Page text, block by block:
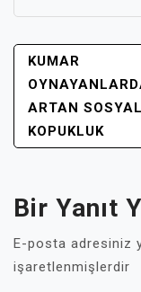
YAZI
GEZINMESI
KUMAR
ARTAN SOSYAL
KOPUKLUK
Bir Yanıt
E-posta adresiniz
işaretlenmişlerdir